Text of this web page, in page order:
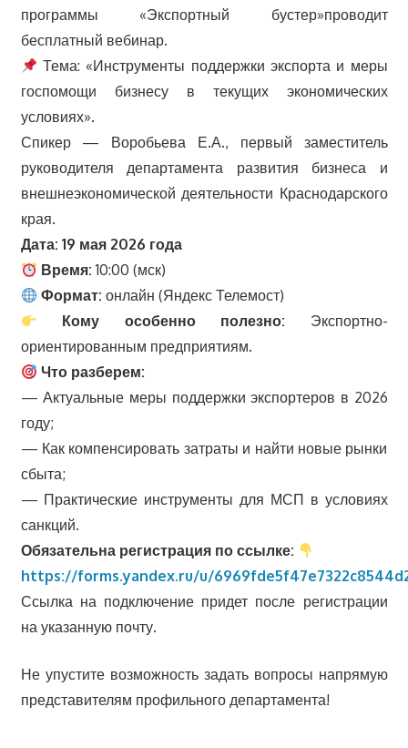
программы «Экспортный бустер»проводит
бесплатный вебинар.
Тема: «Инструменты поддержки экспорта и меры
госпомощи бизнесу в текущих экономических
условиях».
Спикер — Воробьева Е.А., первый заместитель
руководителя департамента развития бизнеса и
внешнеэкономической деятельности Краснодарского
края.
Дата: 19 мая 2026 года
Время:10:00 (мск)
Формат: онлайн (Яндекс Телемост)
Кому особенно полезно: Экспортно-
ориентированным предприятиям.
Что разберем:
— Актуальные меры поддержки экспортеров в 2026
году;
— Как компенсировать затраты и найти новые рынки
сбыта;
— Практические инструменты для МСП в условиях
санкций.
Обязательна регистрация по ссылке:
https://forms.yandex.ru/u/
Ссылка на подключение придет после регистрации
на указанную почту.
Не упустите возможность задать вопросы напрямую
представителям профильного департамента!